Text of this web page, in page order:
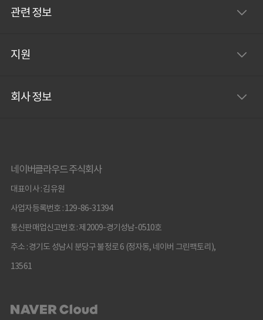
관련 정보
지원
회사 정보
네이버클라우드 주식회사
대표이사 : 김유원
사업자등록번호 : 129-86-31394
통신판매업신고번호 : 제2009-경기성남-0510호
주소 : 경기도 성남시 분당구 불정로 6 (정자동, 네이버 그린팩토리),
13561